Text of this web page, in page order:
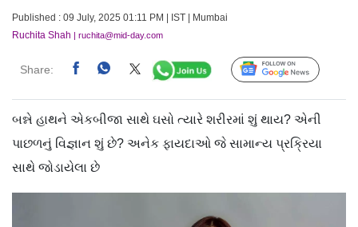
Published : 09 July, 2025 01:11 PM | IST | Mumbai
Ruchita Shah | ruchita@mid-day.com
Share: Follow Us
બન્ને હાથને એકબીજા સાથે ઘસો ત્યારે શરીરમાં શું થાય? એની
પાછળનું વિજ્ઞાન શું છે? અનેક ફાયદાઓ જે સામાન્ય પ્રક્રિયા
સાથે જોડાયેલા છે